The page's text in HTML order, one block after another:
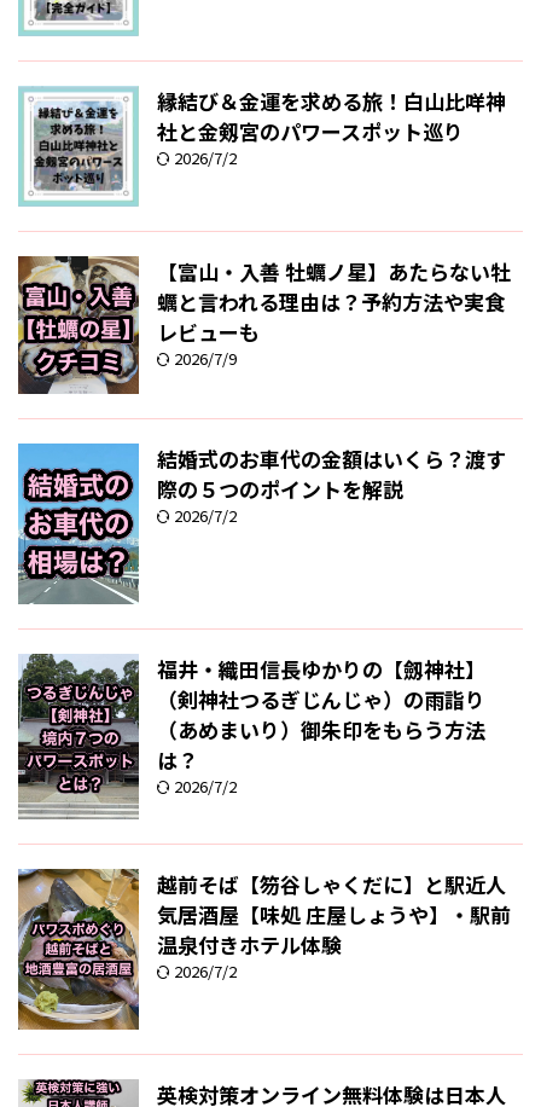
縁結び＆金運を求める旅！白山比咩神
社と金剱宮のパワースポット巡り
2026/7/2
【富山・入善 牡蠣ノ星】あたらない牡
蠣と言われる理由は？予約方法や実食
レビューも
2026/7/9
結婚式のお車代の金額はいくら？渡す
際の５つのポイントを解説
2026/7/2
福井・織田信長ゆかりの【劔神社】
（剣神社つるぎじんじゃ）の雨詣り
（あめまいり）御朱印をもらう方法
は？
2026/7/2
越前そば【笏谷しゃくだに】と駅近人
気居酒屋【味処 庄屋しょうや】・駅前
温泉付きホテル体験
2026/7/2
英検対策オンライン無料体験は日本人